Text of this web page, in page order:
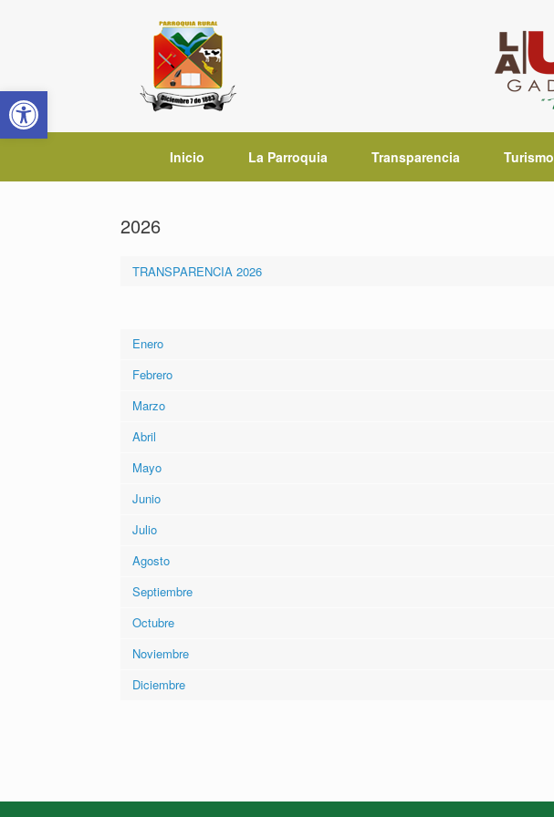
Abrir barra de herramientas
Inicio La Parroquia Transparencia Turismo
2026
TRANSPARENCIA 2026
Enero
Febrero
Marzo
Abril
Mayo
Junio
Julio
Agosto
Septiembre
Octubre
Noviembre
Diciembre